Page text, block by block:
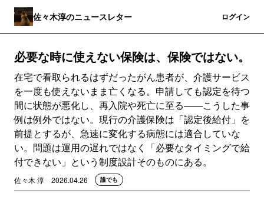
佐々木淳のニュースレター ログイン
必要な時に使えない保険は、保険ではない。
在宅で看取られるはずだったがん患者が、介護サービス
を一度も使えないまま亡くなる。申請しても認定を待つ
間に状態が悪化し、再入院や死亡に至る——こうした事
例は例外ではない。現行の介護保険は「認定後給付」を
前提とするが、急速に変化する病態には適合していな
い。問題は運用の遅れではなく「必要なタイミングで給
付できない」という制度設計そのものにある。
佐々木 淳 2026.04.26 誰でも